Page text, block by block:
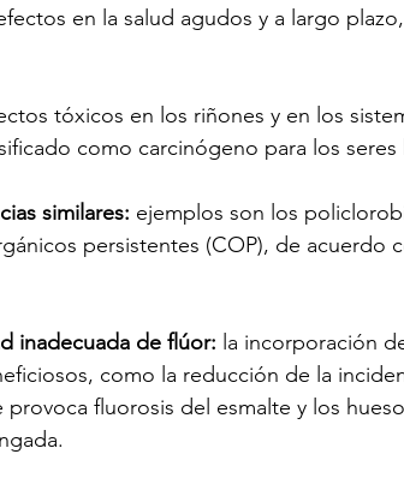
en la salud agudos y a largo
tóxicos en los riñones y en los
como carcinógeno para los seres
similares: ejemplos son los
persistentes (COP), de acuerdo
inadecuada de flúor: la incorporación
como la reducción de la
provoca fluorosis del esmalte y los